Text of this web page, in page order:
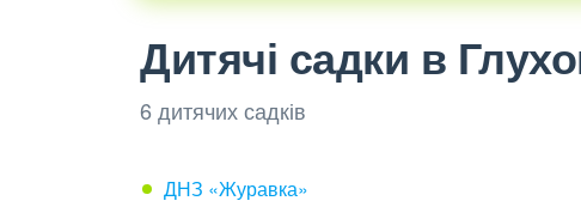
Дитячі садки в
6 дитячих садків
ДНЗ «Журавка»